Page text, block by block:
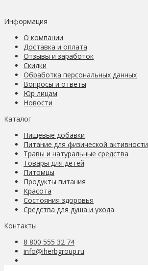
Информация
О компании
Доставка и оплата
Отзывы и заработок
Скидки
Обработка персональных данных
Вопросы и ответы
Юр лицам
Новости
Каталог
Пищевые добавки
Питание для физической активности
Травы и натуральные средства
Товары для детей
Питомцы
Продукты питания
Красота
Состояния здоровья
Средства для душа и ухода
Контакты
8 800 555 32 74
info@iherbgroup.ru